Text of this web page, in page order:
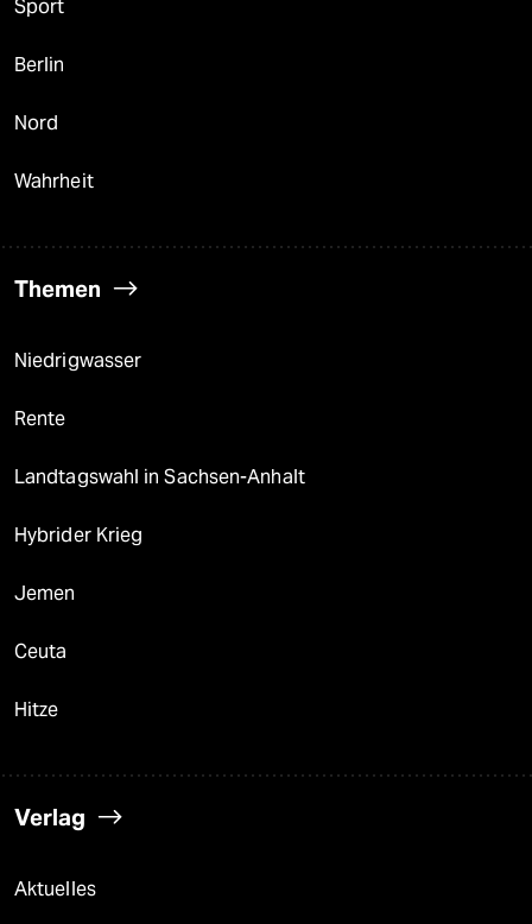
Sport
Berlin
Nord
Wahrheit
Themen
Niedrigwasser
Rente
Landtagswahl in Sachsen-Anhalt
Hybrider Krieg
Jemen
Ceuta
Hitze
Verlag
Aktuelles